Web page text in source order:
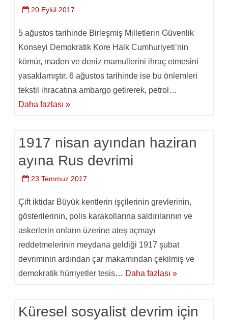
20 Eylül 2017
5 ağustos tarihinde Birleşmiş Milletlerin Güvenlik
Konseyi Demokratik Kore Halk Cumhuriyeti’nin
kömür, maden ve deniz mamullerini ihraç etmesini
yasaklamıştır. 6 ağustos tarihinde ise bu önlemleri
tekstil ihracatına ambargo getirerek, petrol…
Daha fazlası »
1917 nisan ayından haziran
ayına Rus devrimi
23 Temmuz 2017
Çift iktidar Büyük kentlerin işçilerinin grevlerinin,
gösterilerinin, polis karakollarına saldırılarının ve
askerlerin onların üzerine ateş açmayı
reddetmelerinin meydana geldiği 1917 şubat
devriminin ardından çar makamından çekilmiş ve
demokratik hürriyetler tesis… Daha fazlası »
Küresel sosyalist devrim için